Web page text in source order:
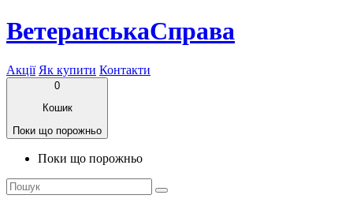
ВетеранськаСправа
Акції Як купити Контакти
0
Кошик
Поки що порожньо
Поки що порожньо